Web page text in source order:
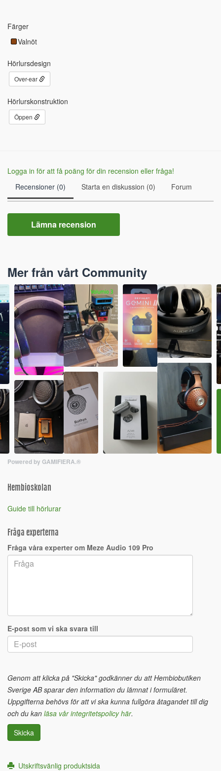
Färger
Valnöt
Hörlursdesign
Over-ear
Hörlurskonstruktion
Öppen
Logga in för att få poäng för din recension eller fråga!
Recensioner (0)
Starta en diskussion (0) Forum
Lämna recension
Mer från vårt Community
Powered by GAMIFIERA.®
Hembioskolan
Guide till hörlurar
Fråga experterna
Fråga våra experter om Meze Audio 109 Pro
E-post som vi ska svara till
Genom att klicka på "Skicka" godkänner du att Hembiobutiken
Sverige AB sparar den information du lämnat i formuläret.
Uppgifterna behövs för att vi ska kunna fullgöra åtagandet till dig
och du kan läsa vår integritetspolicy här.
Skicka
Utskriftsvänlig produktsida